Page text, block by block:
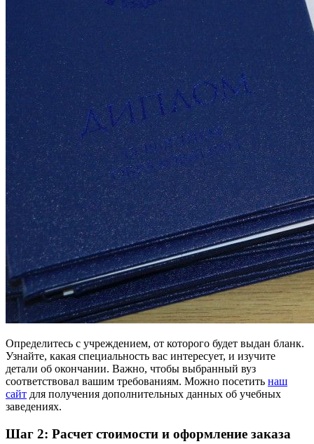
Определитесь с учреждением, от которого будет выдан бланк.
Узнайте, какая специальность вас интересует, и изучите
детали об окончании. Важно, чтобы выбранный вуз
соответствовал вашим требованиям. Можно посетить наш
сайт для получения дополнительных данных об учебных
заведениях.
Шаг 2: Расчет стоимости и оформление заказа